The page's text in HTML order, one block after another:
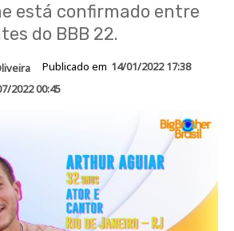
está confirmado entre
do BBB 22.
Publicado em 14/01/2022 17:38
2022 00:45